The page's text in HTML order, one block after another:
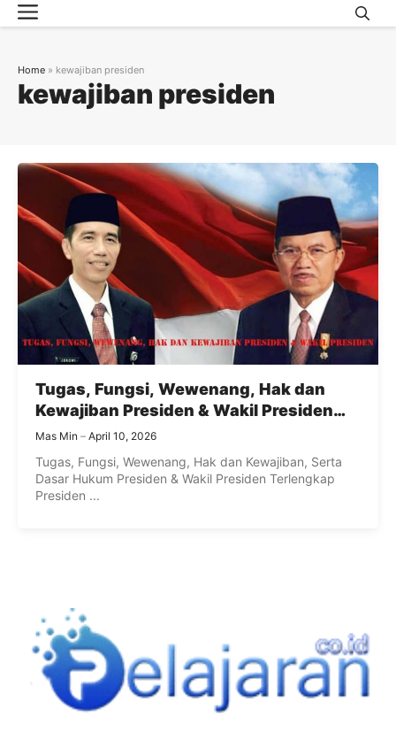
Skip
to
Menu
kewajiban presiden
Home » kewajiban presiden
Tugas, Fungsi, Wewenang, Hak dan
Kewajiban Presiden & Wakil Presiden
Terlengkap
Mas Min April 10, 2026
Tugas, Fungsi, Wewenang, Hak dan Kewajiban, Serta
Dasar Hukum Presiden & Wakil Presiden Terlengkap
Presiden ...